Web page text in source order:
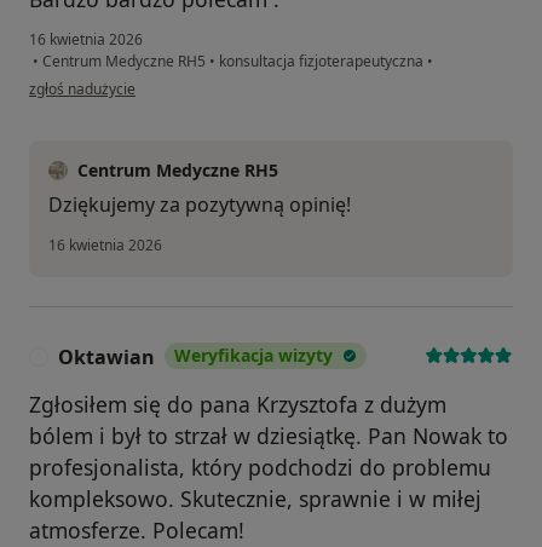
16 kwietnia 2026
• Centrum Medyczne RH5 • konsultacja fizjoterapeutyczna •
w opinii użytkownika GF
zgłoś nadużycie
Centrum Medyczne RH5
Dziękujemy za pozytywną opinię!
16 kwietnia 2026
Oktawian Weryfikacja wizyty
Zgłosiłem się do pana Krzysztofa z dużym
bólem i był to strzał w dziesiątkę. Pan Nowak to
profesjonalista, który podchodzi do problemu
kompleksowo. Skutecznie, sprawnie i w miłej
atmosferze. Polecam!